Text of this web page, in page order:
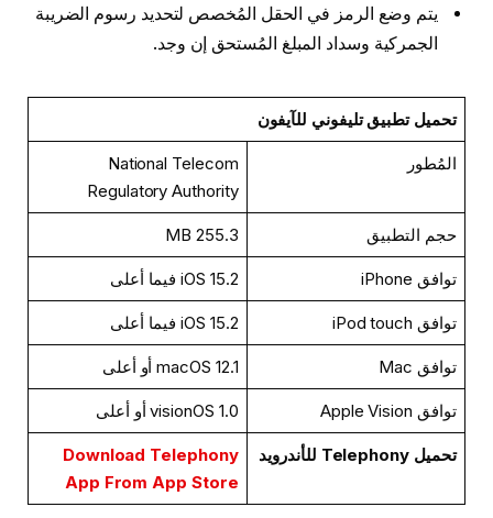
يتم وضع الرمز في الحقل المُخصص لتحديد رسوم الضريبة
الجمركية وسداد المبلغ المُستحق إن وجد.
تحميل تطبيق تليفوني للآيفون
المُطور
National Telecom
Regulatory Authority
حجم التطبيق 255.3 MB
توافق iPhone iOS 15.2 فيما أعلى
توافق iPod touch iOS 15.2 فيما أعلى
توافق Mac macOS 12.1 أو أعلى
توافق Apple Vision visionOS 1.0 أو أعلى
تحميل Telephony للأندرويد
Download Telephony
App From App Store